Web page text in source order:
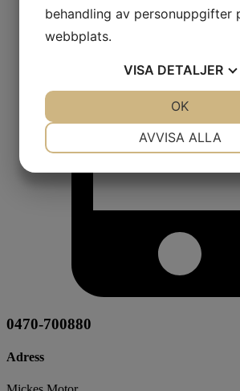
0470-700880
Adress
behandling av personuppgifter
webbplats.
VISA DETALJER
AVVISA ALLA
OK